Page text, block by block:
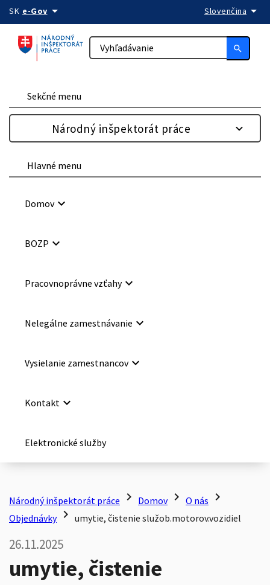
Preskočiť na obsah
SK e-Govarrow_drop_down Slovenčina arrow_drop_down
search
Sekčné menu
Národný inšpektorát práce
Hlavné menu
Domovkeyboard_arrow_down
BOZP keyboard_arrow_down
Pracovnoprávne vzťahykeyboard_arrow_down
Nelegálne zamestnávanie keyboard_arrow_down
Vysielanie zamestnancovkeyboard_arrow_down
Kontakt keyboard_arrow_down
Elektronické služby
Národný inšpektorát práce chevron_right Domov chevron_right O nás chevron_right
Objednávky chevron_right umytie, čistenie služob.motorov.vozidiel
26.11.2025
umytie, čistenie